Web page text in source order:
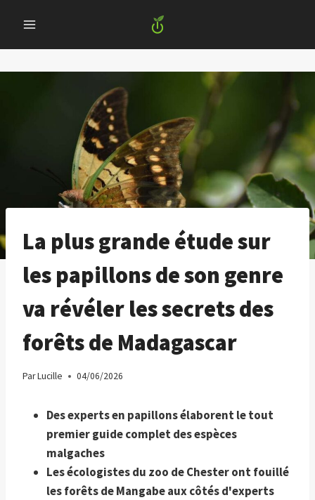
content
La plus grande étude sur
les papillons de son genre
va révéler les secrets des
forêts de Madagascar
ParLucille 04/06/2026
Des experts en papillons élaborent le tout
premier guide complet des espèces
malgaches
Les écologistes du zoo de Chester ont fouillé
les forêts de Mangabe aux côtés d'experts